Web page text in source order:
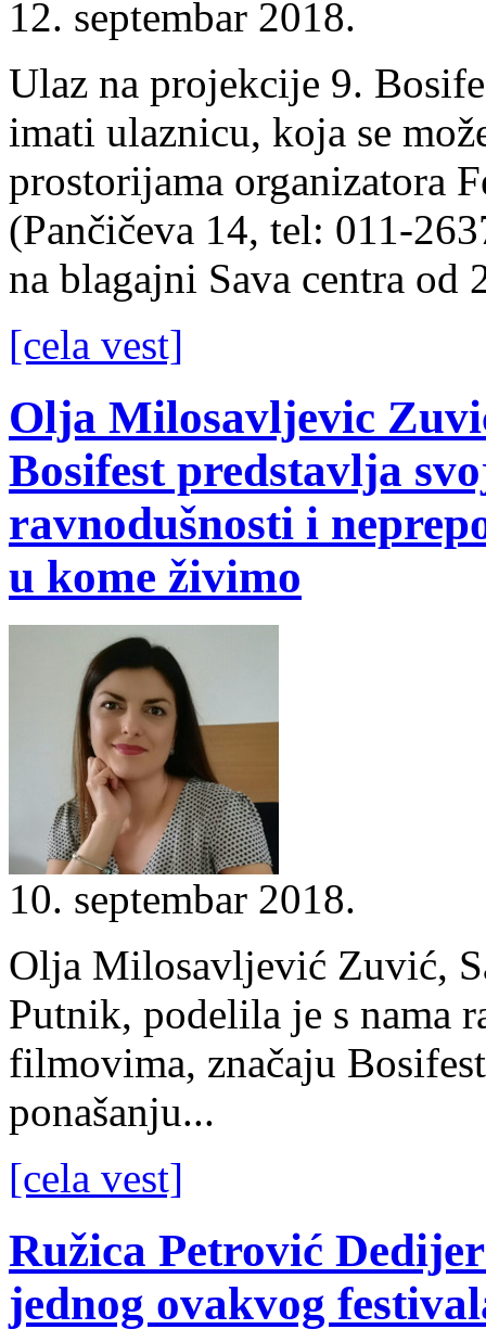
12. septembar 2018.
Ulaz na projekcije 9.
imati ulaznicu, koja se
prostorijama organizatora
(Pančičeva 14, tel: 011-
na blagajni Sava centra od
[cela vest]
Olja Milosavljevic
Bosifest predstavlja
ravnodušnosti i
u kome živimo
10. septembar 2018.
Olja Milosavljević Zuvić,
Putnik, podelila je s nama
filmovima, značaju
ponašanju...
[cela vest]
Ružica Petrović
jednog ovakvog